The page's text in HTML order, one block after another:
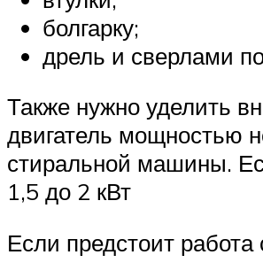
болгарку;
дрель и сверлами
Также нужно уделить
двигатель мощностью
стиральной машины.
1,5 до 2 кВт
Если предстоит